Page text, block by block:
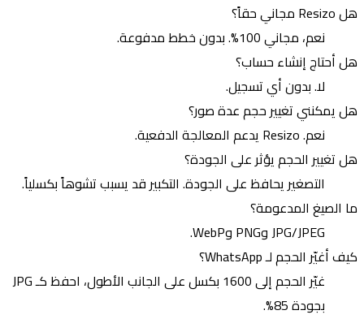
هل Resizo مجاني حقاً؟
نعم، مجاني 100%. بدون خطط مدفوعة.
هل أحتاج إنشاء حساب؟
لا. بدون أي تسجيل.
هل يمكنني تغيير حجم عدة صور؟
نعم. Resizo يدعم المعالجة الدفعية.
هل تغيير الحجم يؤثر على الجودة؟
التصغير يحافظ على الجودة. التكبير قد يسبب تشوهاً بكسلياً.
ما الصيغ المدعومة؟
JPG/JPEG وPNG وWebP.
كيف أغيّر الحجم لـ WhatsApp؟
غيّر الحجم إلى 1600 بكسل على الجانب الأطول، احفظ كـ JPG
بجودة 85%.